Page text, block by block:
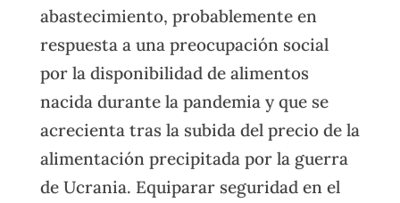
abastecimiento, probablemente en
respuesta a una preocupación social
por la disponibilidad de alimentos
nacida durante la pandemia y que se
acrecienta tras la subida del precio de la
alimentación precipitada por la guerra
de Ucrania. Equiparar seguridad en el